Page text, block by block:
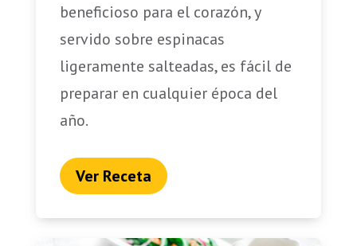
beneficioso para el corazón, y
servido sobre espinacas
ligeramente salteadas, es fácil de
preparar en cualquier época del
año.
Ver Receta